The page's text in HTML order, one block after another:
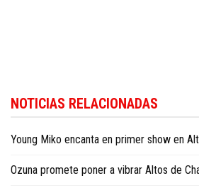
news in English.
NOTICIAS RELACIONADAS
Young Miko encanta en primer show en
Ozuna promete poner a vibrar Altos de